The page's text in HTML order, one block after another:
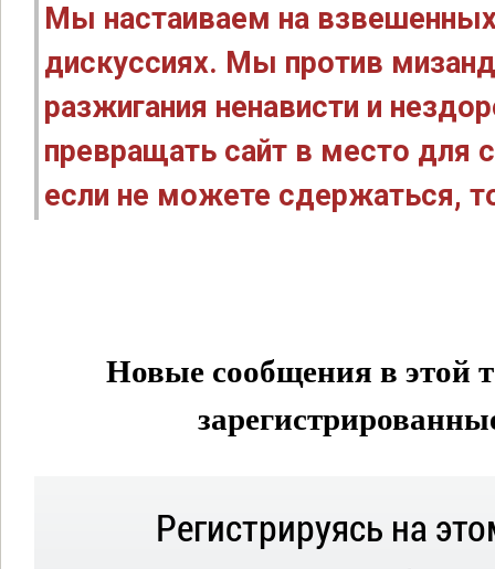
Мы настаиваем на
дискуссиях. Мы против
разжигания ненависти и
превращать сайт в место для
если не можете сдержаться,
Новые сообщения в этой
Регистрируясь на